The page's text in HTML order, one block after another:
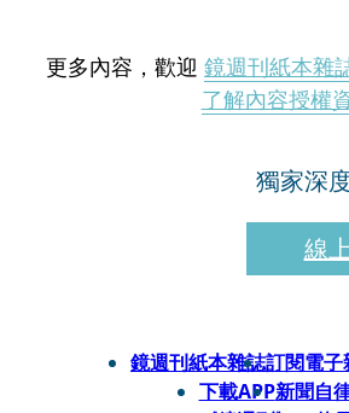
更多內容，歡迎 鏡週刊紙本雜
了解內容授權
獨家深
線
鏡週刊紙本雜誌訂閱電子
下載APP新聞自